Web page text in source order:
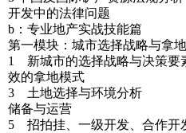
开发中的法律问题
b：专业地产实战技能篇
第一模块：城市选择战略与拿
1 新城市的选择战略与
效的拿地模式
3 土地选择与环境
储备与运营
5 招拍挂、一级开发、合作开